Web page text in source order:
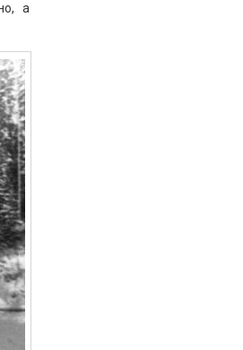
а